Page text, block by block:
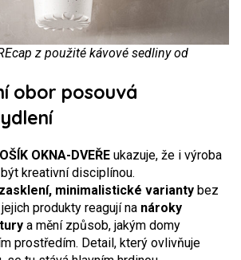
z použité kávové sedliny od
obor posouvá
OKNA-DVEŘE ukazuje, že i výroba
kreativní disciplínou.
minimalistické varianty bez
produkty reagují na nároky
a mění způsob, jakým domy
prostředím. Detail, který ovlivňuje